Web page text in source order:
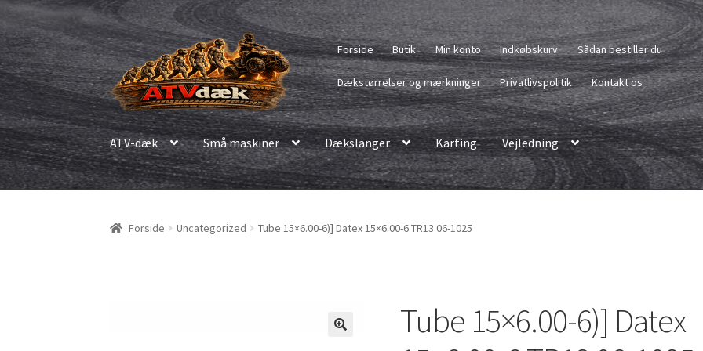
Spring
til
navigation
Spring
til
indhold
Forside Butik Min konto Indkøbskurv Sådan bestiller du
Dækstørrelser og mærkninger Privatlivspolitik Kontakt os
ATV-dæk Små maskiner Dækslanger Karting
Vejledning
Forside Uncategorized Tube 15×6.00-6)] Datex 15×6.00-6 TR13 06-1025
Tube 15×6.00-6)] Datex